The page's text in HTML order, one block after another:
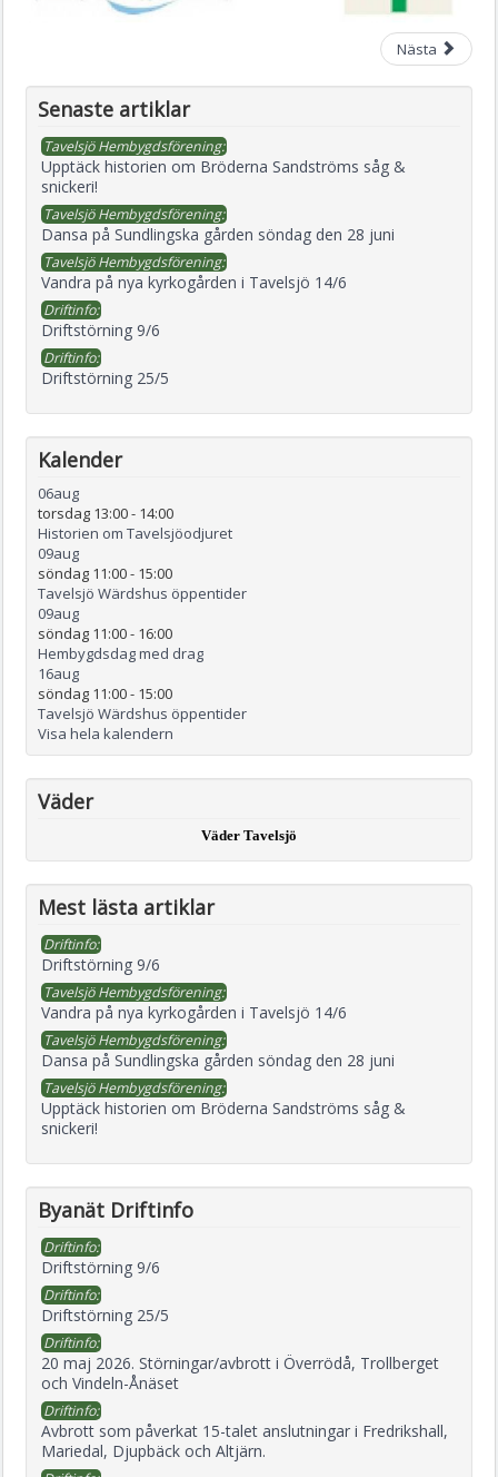
Nästa
Senaste artiklar
Tavelsjö Hembygdsförening:
Upptäck historien om Bröderna Sandströms såg &
snickeri!
Tavelsjö Hembygdsförening:
Dansa på Sundlingska gården söndag den 28 juni
Tavelsjö Hembygdsförening:
Vandra på nya kyrkogården i Tavelsjö 14/6
Driftinfo:
Driftstörning 9/6
Driftinfo:
Driftstörning 25/5
Kalender
06aug
torsdag 13:00- 14:00
Historien om Tavelsjöodjuret
09aug
söndag 11:00- 15:00
Tavelsjö Wärdshus öppentider
09aug
söndag 11:00- 16:00
Hembygdsdag med drag
16aug
söndag 11:00- 15:00
Tavelsjö Wärdshus öppentider
Visa hela kalendern
Väder
Väder Tavelsjö
Mest lästa artiklar
Driftinfo:
Driftstörning 9/6
Tavelsjö Hembygdsförening:
Vandra på nya kyrkogården i Tavelsjö 14/6
Tavelsjö Hembygdsförening:
Dansa på Sundlingska gården söndag den 28 juni
Tavelsjö Hembygdsförening:
Upptäck historien om Bröderna Sandströms såg &
snickeri!
Byanät Driftinfo
Driftinfo:
Driftstörning 9/6
Driftinfo:
Driftstörning 25/5
Driftinfo:
20 maj 2026. Störningar/avbrott i Överrödå, Trollberget
och Vindeln-Ånäset
Driftinfo:
Avbrott som påverkat 15-talet anslutningar i Fredrikshall,
Mariedal, Djupbäck och Altjärn.